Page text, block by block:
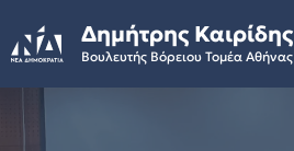
to
content
Δημήτρης Καιρίδης
Βουλευτής Βόρειου Τομέα Αθήνας